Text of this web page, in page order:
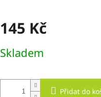
145 Kč
cena:
Skladem
Přidat do